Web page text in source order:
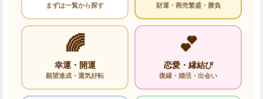
まずは一覧から探す 財運・商売繁盛・勝負
🌈
幸運・開運
願望達成・運気好転
💕
恋愛・縁結び
復縁・婚活・出会い